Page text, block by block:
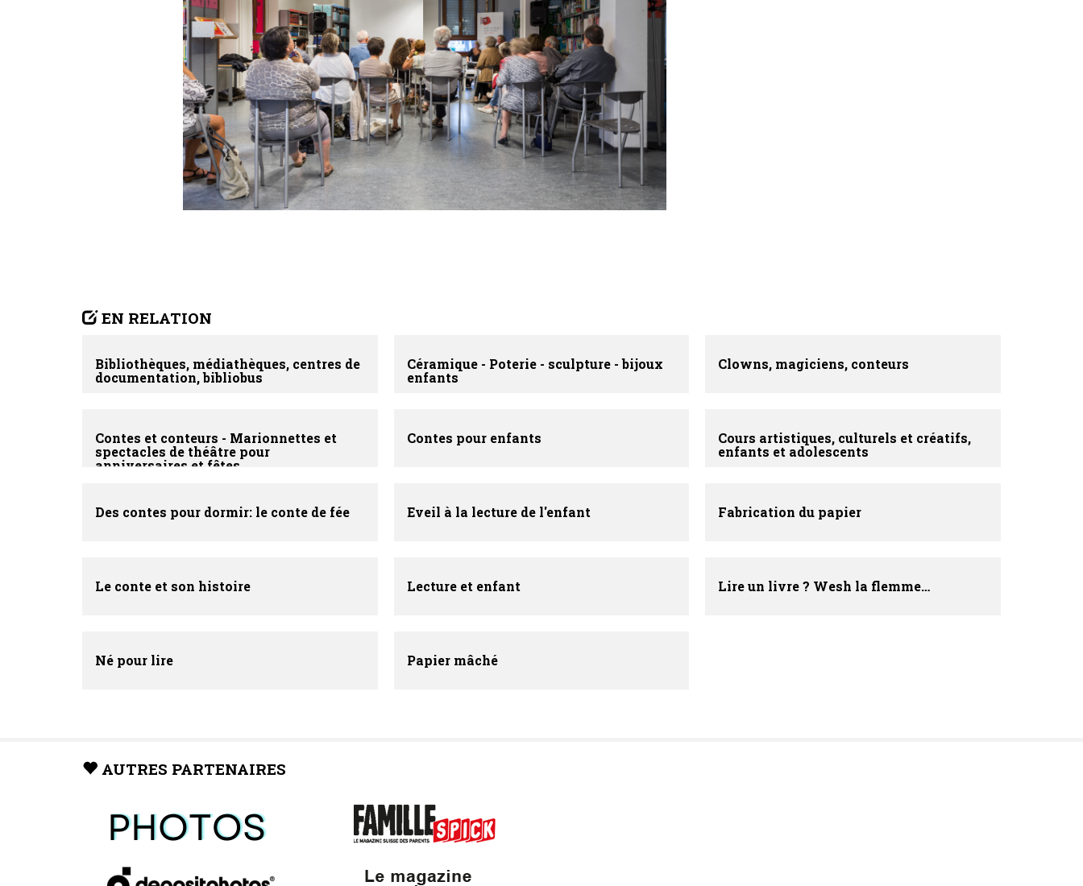
EN RELATION
Bibliothèques, médiathèques, centres de
documentation, bibliobus
Céramique - Poterie - sculpture - bijoux
enfants
Clowns, magiciens, conteurs
Contes et conteurs - Marionnettes et
spectacles de théâtre pour
anniversaires et fêtes
Contes pour enfants
Cours artistiques, culturels et créatifs,
enfants et adolescents
Des contes pour dormir: le conte de fée Eveil à la lecture de l'enfant Fabrication du papier
Le conte et son histoire Lecture et enfant Lire un livre ? Wesh la flemme…
Né pour lire Papier mâché
AUTRES PARTENAIRES